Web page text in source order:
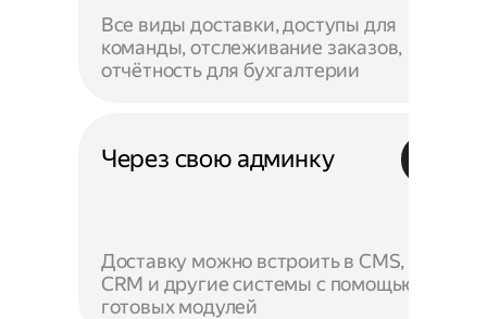
Все виды доставки, доступы для
команды, отслеживание заказов,
отчётность для бухгалтерии
Через свою админку
Доставку можно встроить в CMS,
CRM и другие системы с помощью
готовых модулей